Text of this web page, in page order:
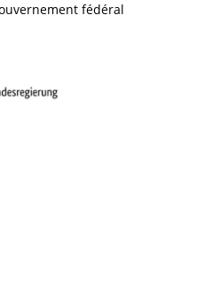
fédéral